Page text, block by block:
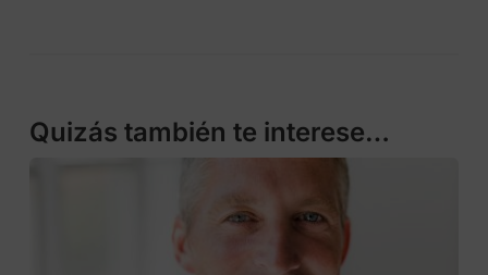
Quizás también te interese…